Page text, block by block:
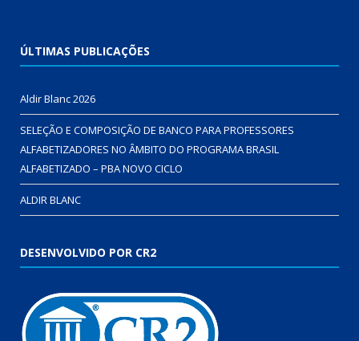
ÚLTIMAS PUBLICAÇÕES
Aldir Blanc 2026
SELEÇÃO E COMPOSIÇÃO DE BANCO PARA PROFESSORES
ALFABETIZADORES NO ÂMBITO DO PROGRAMA BRASIL
ALFABETIZADO – PBA NOVO CICLO
ALDIR BLANC
DESENVOLVIDO POR CR2